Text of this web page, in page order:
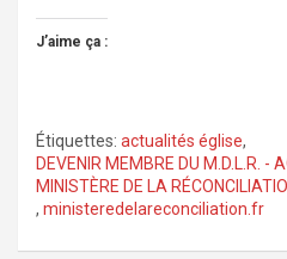
J’aime ça :
Étiquettes: actualités église,
DEVENIR MEMBRE DU M.D.L.R. -
MINISTÈRE DE LA
, ministeredelareconciliation.fr